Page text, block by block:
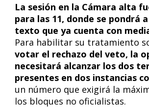
La sesión en la Cámara alta
para las 11, donde se pondrá
texto que ya cuenta con
Para habilitar su tratamiento
votar el rechazo del veto, la
necesitará alcanzar los dos
presentes en dos instancias
un número que exigirá la
los bloques no oficialistas.